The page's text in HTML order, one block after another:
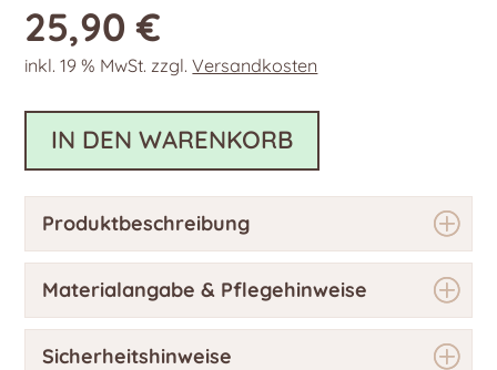
25,90€
inkl. 19 % MwSt. zzgl.Versandkosten
IN DEN WARENKORB
Produktbeschreibung
Materialangabe & Pflegehinweise
Sicherheitshinweise